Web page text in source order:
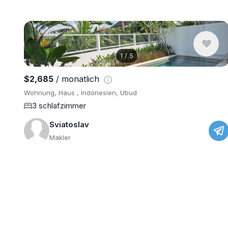
1/5
$2,685 / monatlich
Wohnung, Haus , Indonesien, Ubud
3 schlafzimmer
Sviatoslav
Makler